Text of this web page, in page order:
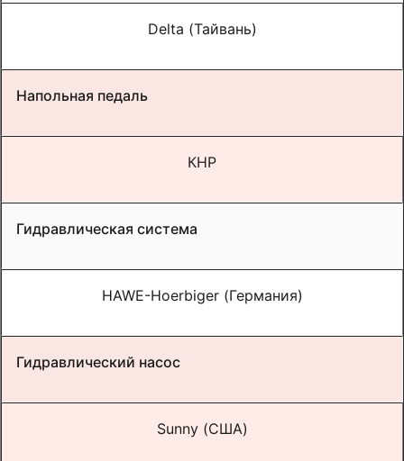
Delta (Тайвань)
Напольная педаль
КНР
Гидравлическая система
HAWE-Hoerbiger (Германия)
Гидравлический насос
Sunny(США)